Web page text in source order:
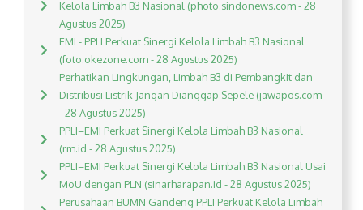
Kelola Limbah B3 Nasional (photo.sindonews.com - 28
Agustus 2025)
EMI - PPLI Perkuat Sinergi Kelola Limbah B3 Nasional
(foto.okezone.com - 28 Agustus 2025)
Perhatikan Lingkungan, Limbah B3 di Pembangkit dan
Distribusi Listrik Jangan Dianggap Sepele (jawapos.com
- 28 Agustus 2025)
PPLI–EMI Perkuat Sinergi Kelola Limbah B3 Nasional
(rm.id - 28 Agustus 2025)
PPLI–EMI Perkuat Sinergi Kelola Limbah B3 Nasional Usai
MoU dengan PLN (sinarharapan.id - 28 Agustus 2025)
Perusahaan BUMN Gandeng PPLI Perkuat Kelola Limbah